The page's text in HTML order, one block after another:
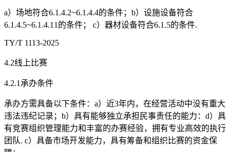
a）场地符合6.1.4.2~6.1.4.4的条件；b）设施设备符合
6.1.4.5~6.1.4.11的条件； c）器材设备符合6.1.5的条件.
TY/T 1113-2025
4.2线上比赛
4.2.1承办条件
承办方需具备以下条件：a）近3年内，在经营活动中没有重大
违法违纪记录；b）具有能够独立承担民事责任的能力：d）具
有竞赛组织管理能力和丰富的办赛经验，拥有专业高效的执行
团队. c）具备市场开发能力，具有筹备和组织比赛的资金保